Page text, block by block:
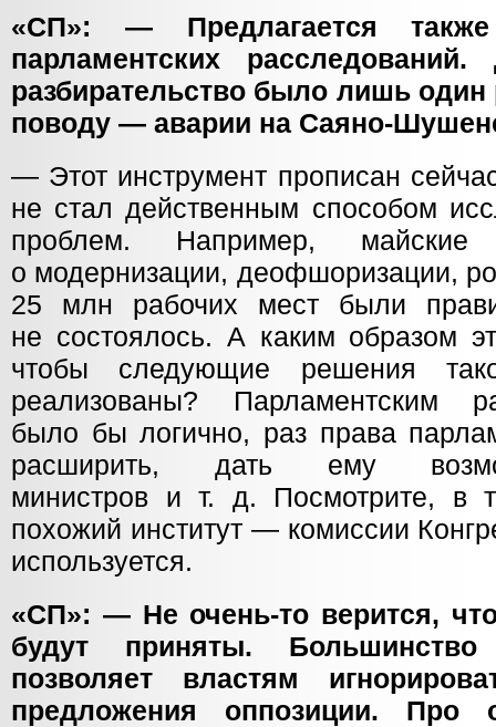
«СП»: — Предлагается
парламентских
разбирательство было лишь один
поводу — аварии на Саяно-
— Этот инструмент прописан
не стал действенным способом
проблем. Например, майские
о модернизации, деофшоризации,
25 млн рабочих мест были
не состоялось. А каким образом
чтобы следующие решения
реализованы? Парламентским
было бы логично, раз права
расширить, дать ему
министров и т. д. Посмотрите, в
похожий институт — комиссии
используется.
«СП»: — Не очень-то верится,
будут приняты.
позволяет властям
предложения оппозиции. Про